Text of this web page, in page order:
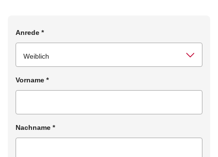
Anrede *
Vorname *
Nachname *